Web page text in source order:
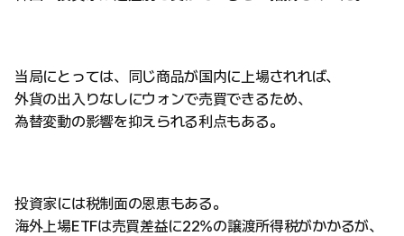
当局にとっては、同じ商品が国内に上場されれば、
外貨の出入りなしにウォンで売買できるため、
為替変動の影響を抑えられる利点もある。
投資家には税制面の恩恵もある。
海外上場ETFは売買差益に22%の譲渡所得税がかかるが、